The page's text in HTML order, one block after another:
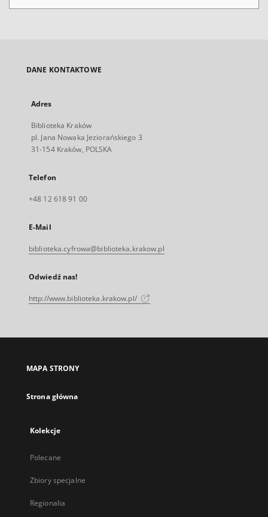
DANE KONTAKTOWE
Adres
Biblioteka Kraków
pl. Jana Nowaka Jeziorańskiego 3
31-154 Kraków, POLSKA
Telefon
+48 12 618 91 00
E-Mail
biblioteka.cyfrowa@biblioteka.krakow.pl
Odwiedź nas!
http://www.biblioteka.krakow.pl/
MAPA STRONY
Strona główna
Kolekcje
Polecane
Zbiory specjalne
Regionalia